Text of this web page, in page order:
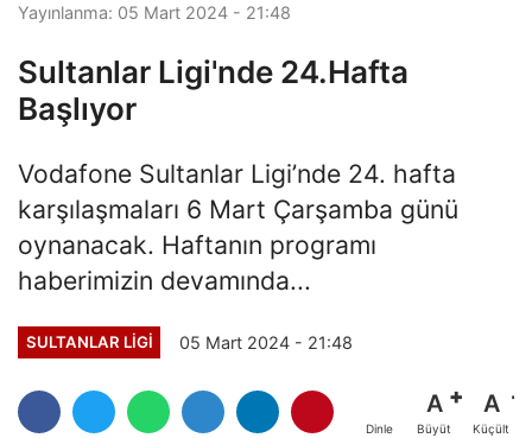
Yayınlanma: 05 Mart 2024 - 21:48
Sultanlar Ligi'nde 24.Hafta
Başlıyor
Vodafone Sultanlar Ligi’nde 24. hafta
karşılaşmaları 6 Mart Çarşamba günü
oynanacak. Haftanın programı
haberimizin devamında...
SULTANLAR LIGI 05 Mart 2024 - 21:48
Dinle
A
Büyüt
A
Küçült